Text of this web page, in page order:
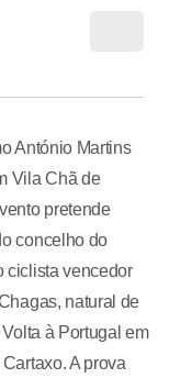
António Martins
Vila Chã de
pretende
concelho do
ciclista vencedor
natural de
à Portugal em
A prova